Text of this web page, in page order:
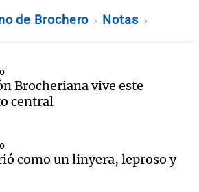
de Brochero Notas
Brocheriana vive este
central
como un linyera, leproso y